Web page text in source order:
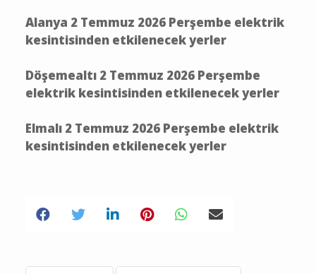
Alanya 2 Temmuz 2026 Perşembe elektrik
kesintisinden etkilenecek yerler
Döşemealtı 2 Temmuz 2026 Perşembe
elektrik kesintisinden etkilenecek yerler
Elmalı 2 Temmuz 2026 Perşembe elektrik
kesintisinden etkilenecek yerler